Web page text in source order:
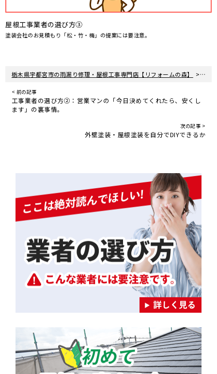
屋根工事業者の選び方③
塗装会社のお見積もり「松・竹・梅」の提案には要注意。
栃木県宇都宮市の雨漏り修理・屋根工事専門店【リフォームの森】 > 新着
< 前の記事
工事業者の選び方②：営業マンの「今日決めてくれたら、安くし
ます」の裏事情。
次の記事 >
外壁塗装・屋根塗装を自分でDIYできるか